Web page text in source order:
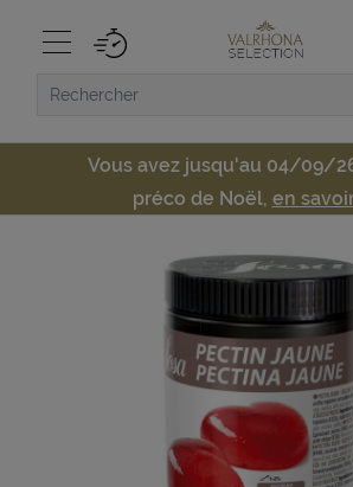
Vous avez jusqu'au 04/09/
préco de Noël, en